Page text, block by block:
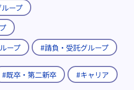
ープ
ープ
#請負・受託グループ
#既卒・第二新卒 #キャリア